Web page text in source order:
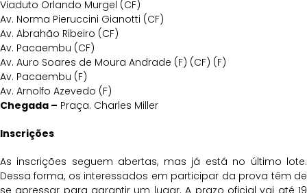
Viaduto Orlando Murgel (CF)
Av. Norma Pieruccini Gianotti (CF)
Av. Abrahão Ribeiro (CF)
Av. Pacaembu (CF)
Av. Auro Soares de Moura Andrade (F) (CF) (F)
Av. Pacaembu (F)
Av. Arnolfo Azevedo (F)
Chegada – Praça. Charles Miller
Inscrições
As inscrições seguem abertas, mas já está no último lote.
Dessa forma, os interessados em participar da prova têm de
se apressar para garantir um lugar. A prazo oficial vai até 19